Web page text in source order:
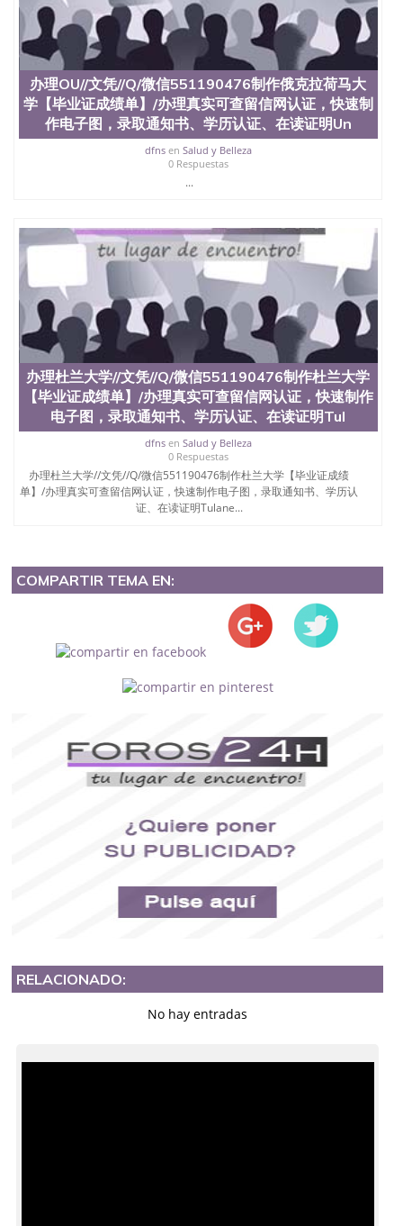
办理OU//文凭//Q/微信551190476制作俄克拉荷马大
学【毕业证成绩单】/办理真实可查留信网认证，快速制
作电子图，录取通知书、学历认证、在读证明Un
dfnsen Salud y Belleza
0 Respuestas
...
办理杜兰大学//文凭//Q/微信551190476制作杜兰大学
【毕业证成绩单】/办理真实可查留信网认证，快速制作
电子图，录取通知书、学历认证、在读证明Tul
dfnsen Salud y Belleza
0 Respuestas
办理杜兰大学//文凭//Q/微信551190476制作杜兰大学【毕业证成绩
单】/办理真实可查留信网认证，快速制作电子图，录取通知书、学历认
证、在读证明Tulane...
COMPARTIR TEMA EN:
RELACIONADO:
No hay entradas